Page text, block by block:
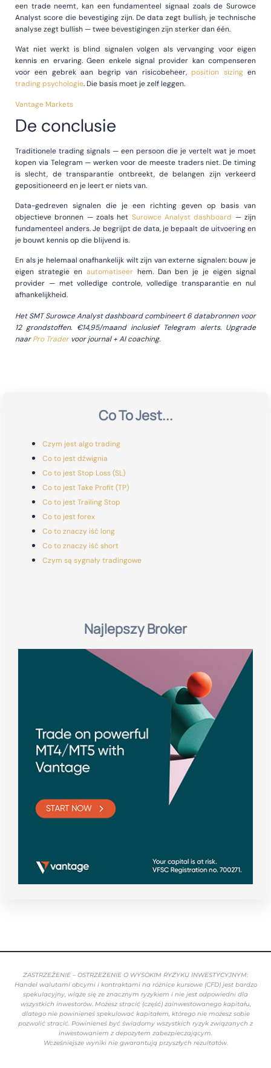
een trade neemt, kan een fundamenteel signaal zoals de Surowce
Analyst score die bevestiging zijn. De data zegt bullish, je technische
analyse zegt bullish — twee bevestigingen zijn sterker dan één.
Wat niet werkt is blind signalen volgen als vervanging voor eigen
kennis en ervaring. Geen enkele signal provider kan compenseren
voor een gebrek aan begrip van risicobeheer,position sizingen
trading psychologie. Die basis moet je zelf leggen.
Vantage Markets
De conclusie
Traditionele trading signals — een persoon die je vertelt wat je moet
kopen via Telegram — werken voor de meeste traders niet. De timing
is slecht, de transparantie ontbreekt, de belangen zijn verkeerd
gepositioneerd en je leert er niets van.
Data-gedreven signalen die je een richting geven op basis van
objectieve bronnen — zoals het Surowce Analyst dashboard — zijn
fundamenteel anders. Je begrijpt de data, je bepaalt de uitvoering en
je bouwt kennis op die blijvend is.
En als je helemaal onafhankelijk wilt zijn van externe signalen: bouw je
eigen strategie en automatiseerhem. Dan ben je je eigen signal
provider — met volledige controle, volledige transparantie en nul
afhankelijkheid.
Het SMT Surowce Analyst dashboard combineert 6 databronnen voor
12 grondstoffen. €14,95/maand inclusief Telegram alerts. Upgrade
naarPro Tradervoor journal + AI coaching.
Co To Jest...
Czym jest algo trading
Co to jest dźwignia
Co to jest Stop Loss (SL)
Co to jest Take Profit (TP)
Co to jest Trailing Stop
Co to jest forex
Co to znaczy iść long
Co to znaczy iść short
Czym są sygnały tradingowe
Najlepszy Broker
ZASTRZEŻENIE – OSTRZEŻENIE O WYSOKIM RYZYKU INWESTYCYJNYM:
Handel walutami obcymi i kontraktami na różnice kursowe (CFD) jest bardzo
spekulacyjny, wiąże się ze znacznym ryzykiem i nie jest odpowiedni dla
wszystkich inwestorów. Możesz stracić (część) zainwestowanego kapitału,
dlatego nie powinieneś spekulować kapitałem, którego nie możesz sobie
pozwolić stracić. Powinieneś być świadomy wszystkich ryzyk związanych z
inwestowaniem z depozytem zabezpieczającym.
Wcześniejsze wyniki nie gwarantują przyszłych rezultatów.